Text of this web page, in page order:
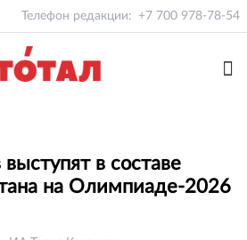
Телефон редакции: +7 700 978-78-54
в составе
на Олимпиаде-2026